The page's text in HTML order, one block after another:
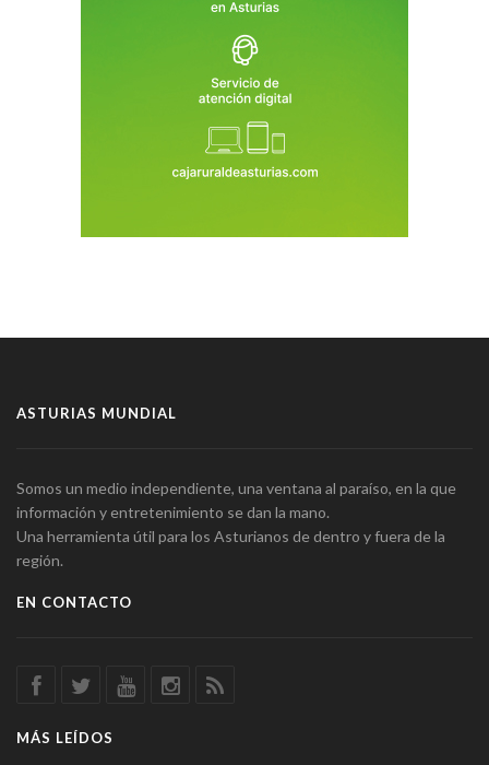
ASTURIAS MUNDIAL
Somos un medio independiente, una ventana al paraíso, en la que
información y entretenimiento se dan la mano.
Una herramienta útil para los Asturianos de dentro y fuera de la
región.
EN CONTACTO
MÁS LEÍDOS